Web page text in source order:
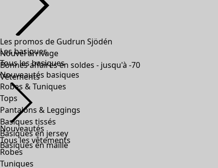
Les basiques
Tous les basiques
Nouveautés basiques
Robes & Tuniques
Tops
Pantalons & Leggings
Basiques tissés
Basiques en jersey
Basiques en maille
Les promos de Gudrun Sjödén
Nouvel arrivage
Bonnes affaires en soldes - jusqu'à -70
Vêtements
Nouveautés
Tous les vêtements
Robes
Tuniques